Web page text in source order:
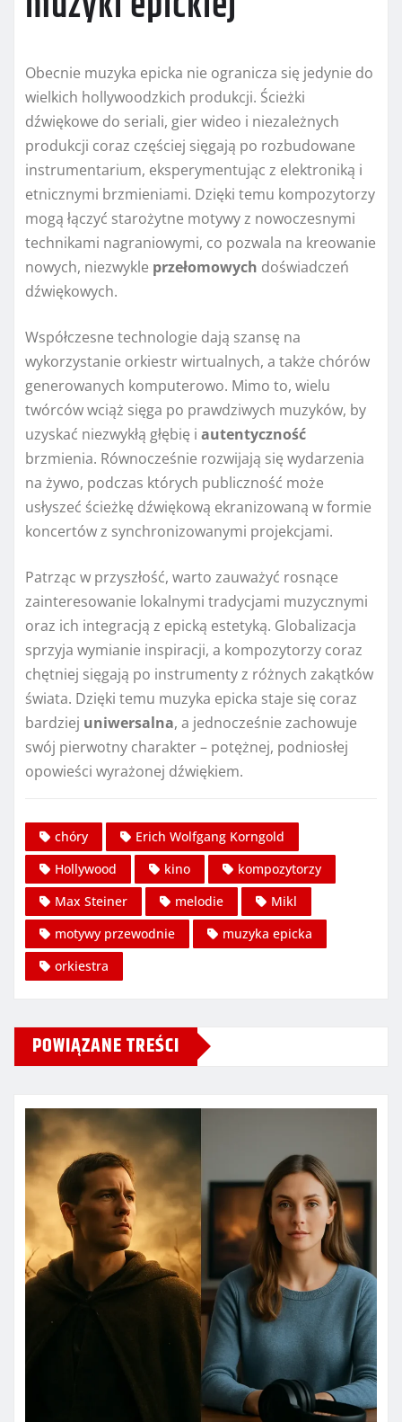
Obecnie muzyka epicka nie ogranicza się jedynie do
wielkich hollywoodzkich produkcji. Ścieżki
dźwiękowe do seriali, gier wideo i niezależnych
produkcji coraz częściej sięgają po rozbudowane
instrumentarium, eksperymentując z elektroniką i
etnicznymi brzmieniami. Dzięki temu kompozytorzy
mogą łączyć starożytne motywy z nowoczesnymi
technikami nagraniowymi, co pozwala na kreowanie
nowych, niezwykle przełomowych doświadczeń
dźwiękowych.
Współczesne technologie dają szansę na
wykorzystanie orkiestr wirtualnych, a także chórów
generowanych komputerowo. Mimo to, wielu
twórców wciąż sięga po prawdziwych muzyków, by
uzyskać niezwykłą głębię i autentyczność
brzmienia. Równocześnie rozwijają się wydarzenia
na żywo, podczas których publiczność może
usłyszeć ścieżkę dźwiękową ekranizowaną w formie
koncertów z synchronizowanymi projekcjami.
Patrząc w przyszłość, warto zauważyć rosnące
zainteresowanie lokalnymi tradycjami muzycznymi
oraz ich integracją z epicką estetyką. Globalizacja
sprzyja wymianie inspiracji, a kompozytorzy coraz
chętniej sięgają po instrumenty z różnych zakątków
świata. Dzięki temu muzyka epicka staje się coraz
bardziej uniwersalna, a jednocześnie zachowuje
swój pierwotny charakter – potężnej, podniosłej
opowieści wyrażonej dźwiękiem.
chóry
Erich Wolfgang Korngold
Hollywood
kino
kompozytorzy
Max Steiner
melodie
Mikl
motywy przewodnie
muzyka epicka
orkiestra
POWIĄZANE TREŚCI